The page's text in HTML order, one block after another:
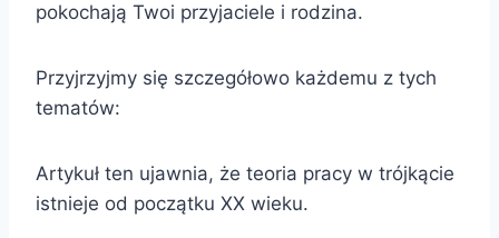
pokochają Twoi przyjaciele i rodzina.
Przyjrzyjmy się szczegółowo każdemu z tych
tematów:
Artykuł ten ujawnia, że teoria pracy w trójkącie
istnieje od początku XX wieku.